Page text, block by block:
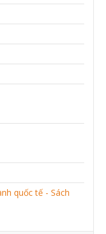
quốc tế - Sách